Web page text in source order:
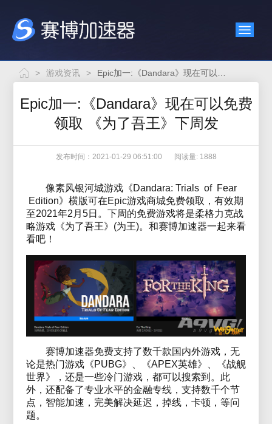
> 游戏资讯 >
Epic加一:《Dandara》现在可以免费
领取 《为了吾王》下周发
发布时间：2021-01-29 06:51:00 阅读量: 1888
像素风银河城游戏《Dandara: Trials of Fear
Edition》横版可在Epic游戏商城免费领取，有效期
至2021年2月5日。下周的免费游戏将是柔格力克战
略游戏《为了吾王》(为王)。和赛博加速器一起来看
看吧！
赛博加速器免费支持了数千款国内外游戏，无
论是热门游戏《PUBG》、《APEX英雄》、《战舰
世界》，还是一些冷门游戏，都可以搜索到。此
外，还配备了专业水平的金融专线，支持数千个节
点，智能加速，完美解决延迟，掉线，卡顿，等问
题。